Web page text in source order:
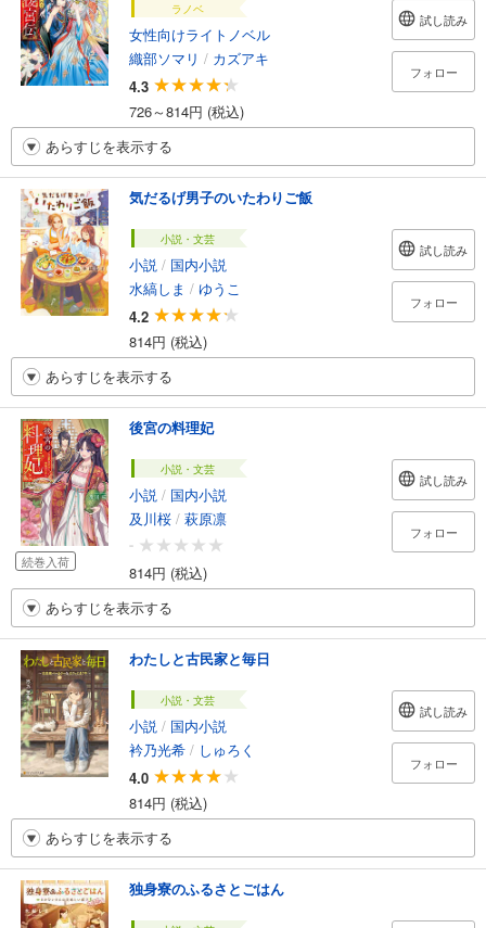
ラノベ
女性向けライトノベル
織部ソマリ / カズアキ
4.3
726～814円 (税込)
試し読み
フォロー
あらすじを表示する
気だるげ男子のいたわりご飯
小説・文芸
小説 / 国内小説
水縞しま / ゆうこ
4.2
814円 (税込)
試し読み
フォロー
あらすじを表示する
続巻入荷
後宮の料理妃
小説・文芸
小説 / 国内小説
及川桜 / 萩原凛
-
814円 (税込)
試し読み
フォロー
あらすじを表示する
わたしと古民家と毎日
小説・文芸
小説 / 国内小説
衿乃光希 / しゅろく
4.0
814円 (税込)
試し読み
フォロー
あらすじを表示する
独身寮のふるさとごはん